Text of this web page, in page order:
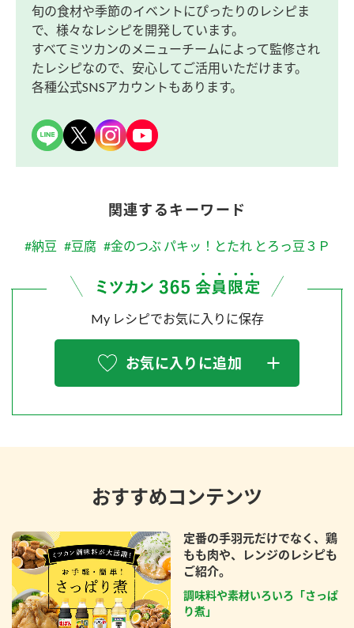
旬の食材や季節のイベントにぴったりのレシピま
で、様々なレシピを開発しています。
すべてミツカンのメニューチームによって監修され
たレシピなので、安心してご活用いただけます。
各種公式SNSアカウントもあります。
関連するキーワード
#納豆 #豆腐 #金のつぶ パキッ！とたれ とろっ豆３Ｐ
My レシピでお気に入りに保存
お気に入りに追加
おすすめコンテンツ
定番の手羽元だけでなく、鶏
もも肉や、レンジのレシピも
ご紹介。
調味料や素材いろいろ「さっぱ
り煮」